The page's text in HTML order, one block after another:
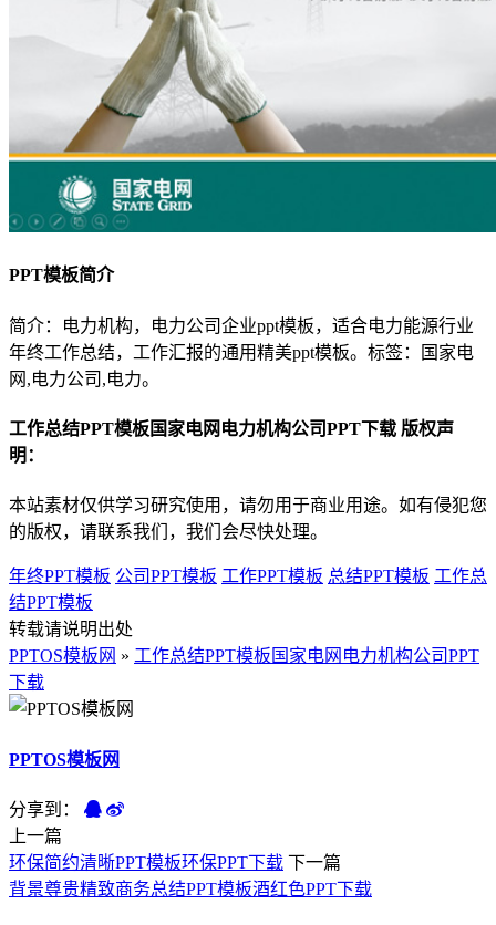
PPT模板简介
简介：电力机构，电力公司企业ppt模板，适合电力能源行业
年终工作总结，工作汇报的通用精美ppt模板。标签：国家电
网,电力公司,电力。
工作总结PPT模板国家电网电力机构公司PPT下载 版权声
明：
本站素材仅供学习研究使用，请勿用于商业用途。如有侵犯您
的版权，请联系我们，我们会尽快处理。
年终PPT模板 公司PPT模板 工作PPT模板 总结PPT模板 工作总
结PPT模板
转载请说明出处
PPTOS模板网 » 工作总结PPT模板国家电网电力机构公司PPT
下载
PPTOS模板网
分享到：
上一篇
环保简约清晰PPT模板环保PPT下载 下一篇
背景尊贵精致商务总结PPT模板酒红色PPT下载